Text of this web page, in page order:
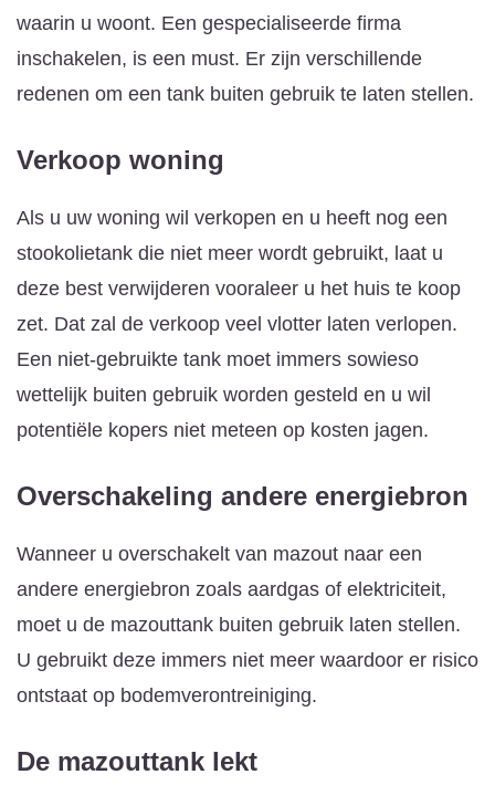
waarin u woont. Een gespecialiseerde firma
inschakelen, is een must. Er zijn verschillende
redenen om een tank buiten gebruik te laten stellen.
Verkoop woning
Als u uw woning wil verkopen en u heeft nog een
stookolietank die niet meer wordt gebruikt, laat u
deze best verwijderen vooraleer u het huis te koop
zet. Dat zal de verkoop veel vlotter laten verlopen.
Een niet-gebruikte tank moet immers sowieso
wettelijk buiten gebruik worden gesteld en u wil
potentiële kopers niet meteen op kosten jagen.
Overschakeling andere energiebron
Wanneer u overschakelt van mazout naar een
andere energiebron zoals aardgas of elektriciteit,
moet u de mazouttank buiten gebruik laten stellen.
U gebruikt deze immers niet meer waardoor er risico
ontstaat op bodemverontreiniging.
De mazouttank lekt